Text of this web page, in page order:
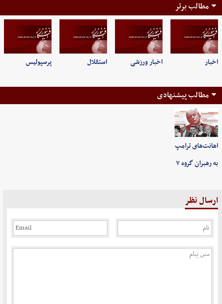
مطالب برتر
اخبار اخبار ورزشی استقلال پرسپولیس
مطالب پیشنهادی
اهانت‌های ترامپ
به رهبران گروه ۷
ارسال نظر